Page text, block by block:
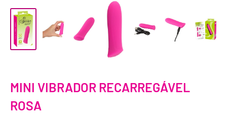
MINI VIBRADOR RECARREGÁVEL
ROSA